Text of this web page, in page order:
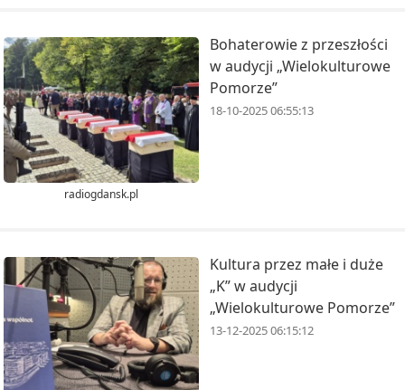
radiogdansk.pl
Bohaterowie z przeszłości
w audycji „Wielokulturowe
Pomorze”
18-10-2025 06:55:13
Kultura przez małe i duże
„K” w audycji
„Wielokulturowe Pomorze”
13-12-2025 06:15:12